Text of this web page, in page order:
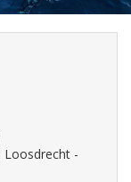
Loosdrecht -